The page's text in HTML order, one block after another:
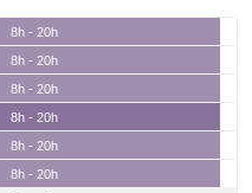
8h - 20h
8h - 20h
8h - 20h
8h - 20h
8h - 20h
8h - 20h